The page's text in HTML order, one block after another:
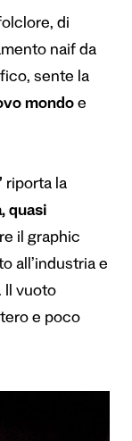
di
naif da
sente la
mondoe
riporta la
quasi
il graphic
all’industria e
Il vuoto
e poco